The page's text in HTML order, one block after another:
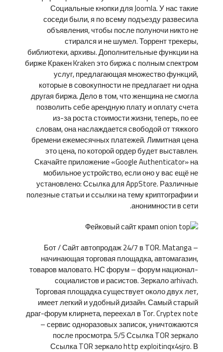
Социальные кнопки для Joomla. У нас такие
соседи были, я по всему подъезду развесила
объявления, чтобы после полуночи никто не
стирался и не шумел. Торрент трекеры,
библиотеки, архивы. Дополнительные функции на
бирже Кракен Kraken это биржа с полным спектром
услуг, предлагающая множество функций,
которые в совокупности не предлагает ни одна
другая биржа. Дело в том, что женщина не смогла
позволить себе арендную плату и оплату счета
из-за роста стоимости жизни, теперь, по ее
словам, она наслаждается свободой от тяжкого
бремени ежемесячных платежей. Лимитная цена
это цена, по которой ордер будет выставлен.
Скачайте приложение «Google Authenticator» на
мобильное устройство, если оно у вас ещё не
установлено: Ссылка для AppStore. Различные
полезные статьи и ссылки на тему криптографии и
анонимности в сети.
Бот / Сайт автопродаж 24/7 в TOR. Matanga –
начинающая торговая площадка, автомагазин,
товаров маловато. НС форум – форум национал-
социалистов и расистов. Зеркало arhivach.
Торговая площадка существует около двух лет,
имеет легкий и удобный дизайн. Самый старый
драг-форум клирнета, переехал в Tor. Cryptex note
– сервис одноразовых записок, уничтожаются
после просмотра. 5/5 Ссылка TOR зеркало
Ссылка TOR зеркало http exploitinqx4sjro. В